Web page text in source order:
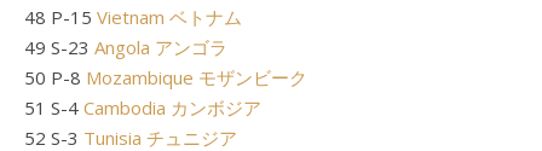
48 P-15 Vietnam ベトナム
49 S-23 Angola アンゴラ
50 P-8 Mozambique モザンビーク
51 S-4 Cambodia カンボジア
52 S-3 Tunisia チュニジア